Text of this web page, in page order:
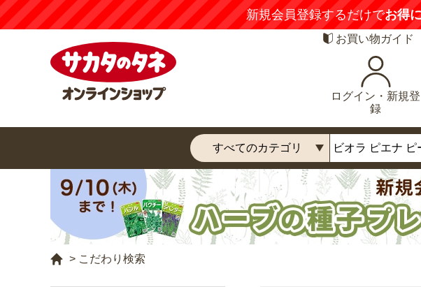
新規会員登録するだけでお得
お買い物ガイド
ログイン・新規登
録
> こだわり検索